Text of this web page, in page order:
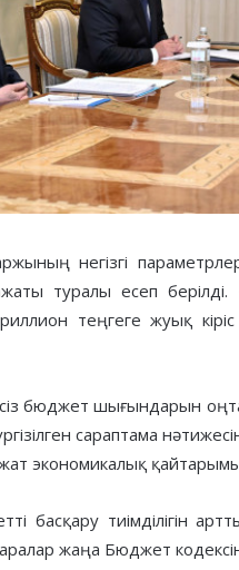
негізгі
туралы есеп
теңгеге жуық
бюджет шығындарын
сараптама
экономикалық
басқару тиімділігін
жаңа Бюджет